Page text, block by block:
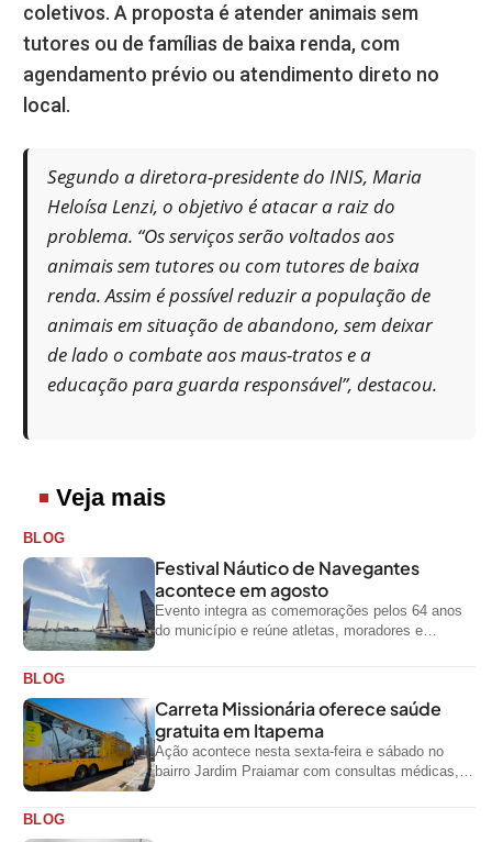
coletivos. A proposta é atender animais sem
tutores ou de famílias de baixa renda, com
agendamento prévio ou atendimento direto no
local.
Segundo a diretora-presidente do INIS, Maria
Heloísa Lenzi, o objetivo é atacar a raiz do
problema. “Os serviços serão voltados aos
animais sem tutores ou com tutores de baixa
renda. Assim é possível reduzir a população de
animais em situação de abandono, sem deixar
de lado o combate aos maus-tratos e a
educação para guarda responsável”, destacou.
Veja mais
BLOG
Festival Náutico de Navegantes
acontece em agosto
Evento integra as comemorações pelos 64 anos
do município e reúne atletas, moradores e
BLOG
Carreta Missionária oferece saúde
gratuita em Itapema
Ação acontece nesta sexta-feira e sábado no
bairro Jardim Praiamar com consultas médicas,
BLOG